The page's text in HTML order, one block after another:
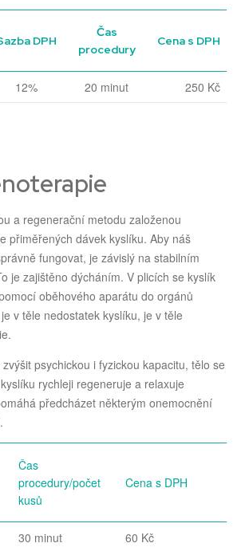
DPH
Čas
procedury
Cena s DPH
12% 20 minut 250 Kč
a regenerační metodu založenou
přiměřených dávek kyslíku. Aby náš
fungovat, je závislý na stabilním
je zajištěno dýcháním. V plicích se kyslík
oběhového aparátu do orgánů
v těle nedostatek kyslíku, je v těle
psychickou i fyzickou kapacitu, tělo se
rychleji regeneruje a relaxuje
předcházet některým onemocnění
Čas
procedury/počet
kusů
Cena s DPH
30 minut
60 Kč